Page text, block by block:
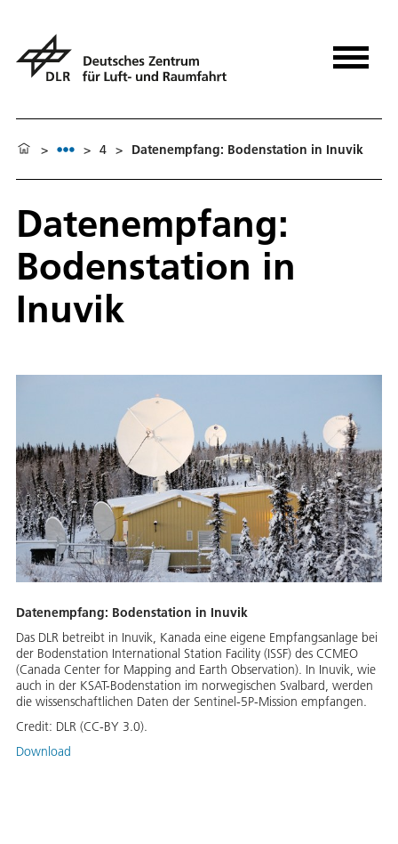
> > 4 > Datenempfang: Bodenstation in Inuvik
Datenempfang:
Bodenstation in
Inuvik
Datenempfang: Bodenstation in Inuvik
Das DLR betreibt in Inuvik, Kanada eine eigene Empfangsanlage bei
der Bodenstation International Station Facility (ISSF) des CCMEO
(Canada Center for Mapping and Earth Observation). In Inuvik, wie
auch in der KSAT-Bodenstation im norwegischen Svalbard, werden
die wissenschaftlichen Daten der Sentinel-5P-Mission empfangen.
Credit: DLR (CC-BY 3.0).
Download